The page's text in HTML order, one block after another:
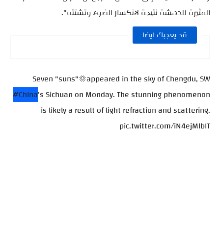
المثيرة للدهشة نتيجة لانكسار الضوء وتشتته".
قد يعجبك ايضا
Seven "suns"🌞appeared in the sky of Chengdu, SW
#China's Sichuan on Monday. The stunning phenomenon
is likely a result of light refraction and scattering.
pic.twitter.com/iN4ejMlbIT